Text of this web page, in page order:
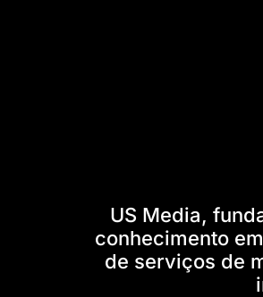
US Media,
conhecimento
de serviços de